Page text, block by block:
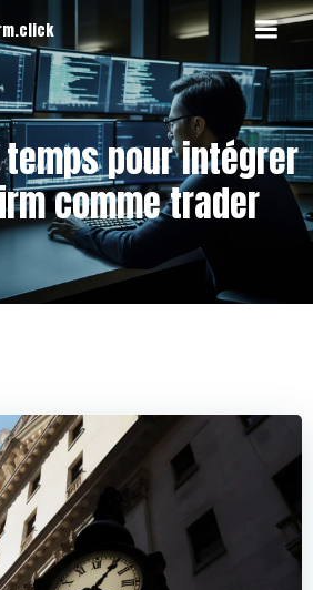
au
contenu
temps pour intégrer
comme trader